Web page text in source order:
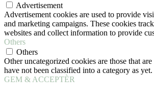
Advertisement
Advertisement cookies are used to provide
and marketing campaigns. These cookies
websites and collect information to provide
Others
Others
Other uncategorized cookies are those that
have not been classified into a category as yet.
GEM & ACCEPTÈR